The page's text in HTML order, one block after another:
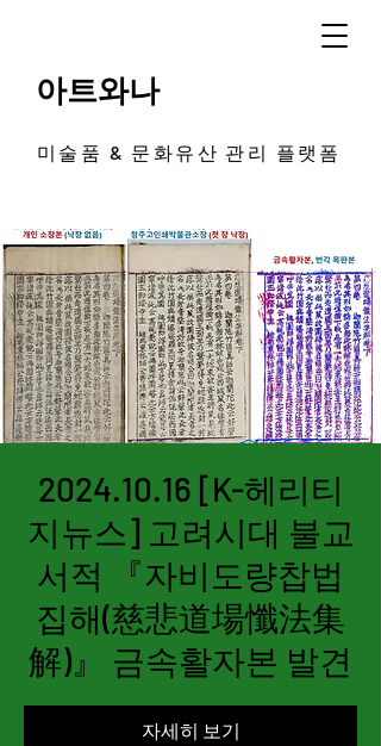
아트와나
미술품 & 문화유산 관리 플랫폼
2024.10.16 [K-헤리티
지뉴스] 고려시대 불교
서적 『자비도량찹법
집해(慈悲道場懺法集
解)』 금속활자본 발견
자세히 보기